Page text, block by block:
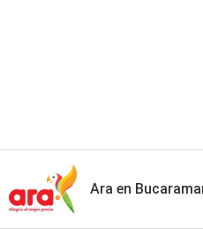
Ara en